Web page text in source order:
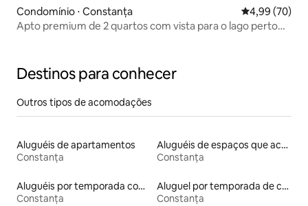
Condomínio ⋅ Constanța 4,99 de uma
4,99 (70)
Apto premium de 2 quartos com vista para o lago perto
Destinos para conhecer
Outros tipos de acomodações
Aluguéis de apartamentos
Constanța
Aluguéis de espaços que aceitam animais de estimação
Constanța
Aluguéis por temporada com acesso à praia
Constanța
Aluguel por temporada de casas de hóspedes
Constanța